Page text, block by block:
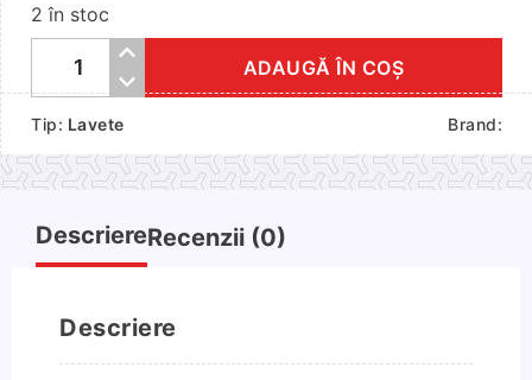
2 în stoc
Cantitate
Scubo
PRO
–
Laveta
Curatare
pentru
Interior
ADAUGĂ ÎN COȘ
Tip: Lavete Brand:
DescriereRecenzii (0)
Descriere